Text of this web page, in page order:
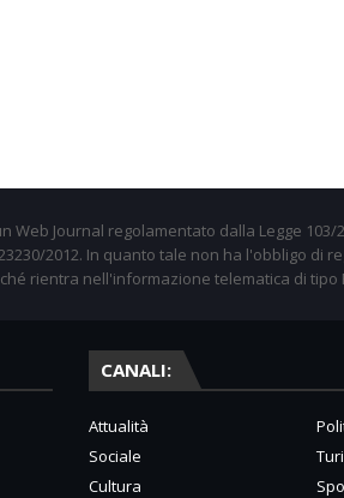
Web Journal regolamentato dalla Legge
2012. In quanto tale non ha l'obbligo di
rientra nell'informazione telematica di tipo
CANALI:
Attualità
Sociale
Cultura